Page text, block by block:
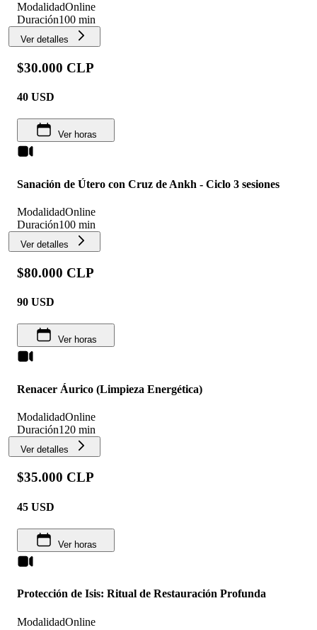
ModalidadOnline
Duración100 min
Ver detalles
$30.000 CLP
40 USD
Ver horas
Sanación de Útero con Cruz de Ankh - Ciclo 3 sesiones
ModalidadOnline
Duración100 min
Ver detalles
$80.000 CLP
90 USD
Ver horas
Renacer Áurico (Limpieza Energética)
ModalidadOnline
Duración120 min
Ver detalles
$35.000 CLP
45 USD
Ver horas
Protección de Isis: Ritual de Restauración Profunda
ModalidadOnline